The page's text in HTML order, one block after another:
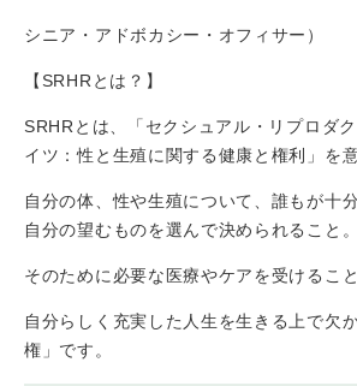
シニア・アドボカシー・オフィサー）
【SRHRとは？】
SRHRとは、「セクシュアル・リプロダ
イツ：性と生殖に関する健康と権利」を
自分の体、性や生殖について、誰もが十
自分の望むものを選んで決められること。
そのために必要な医療やケアを受けるこ
自分らしく充実した人生を生きる上で欠
権」です。